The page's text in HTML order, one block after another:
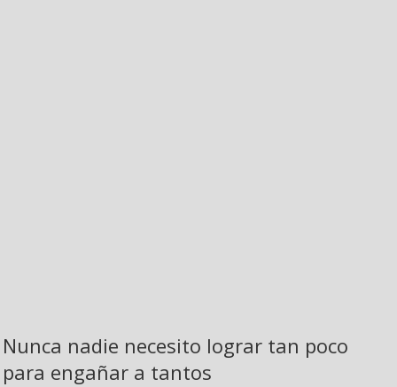
Nunca nadie necesito lograr tan poco
para engañar a tantos